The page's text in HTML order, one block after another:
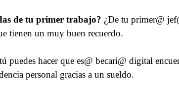
de tu primer trabajo? ¿De tu primer@
tienen un muy buen recuerdo.
puedes hacer que es@ becari@ digital
personal gracias a un sueldo.